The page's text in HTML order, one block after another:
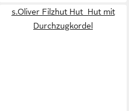
s.Oliver Filzhut Hut Hut mit
Durchzugkordel